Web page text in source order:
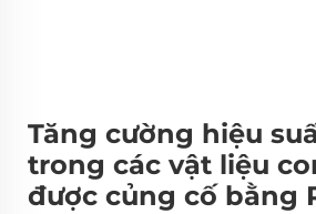
Tăng cường hiệu
trong các vật liệu
được củng cố bằng